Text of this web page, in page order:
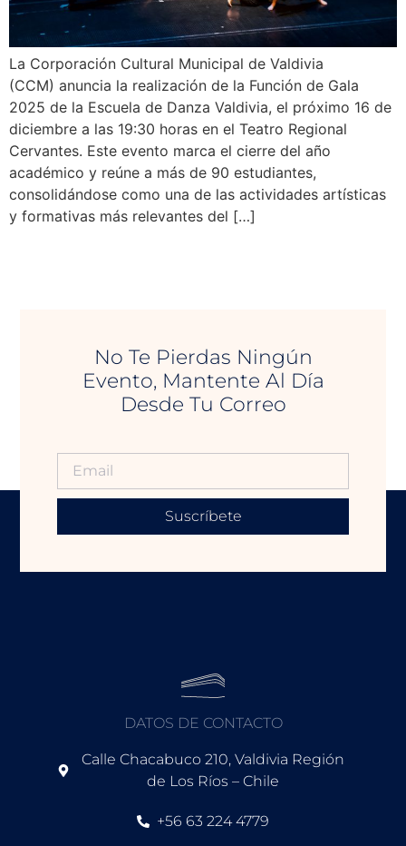
La Corporación Cultural Municipal de Valdivia
(CCM) anuncia la realización de la Función de Gala
2025 de la Escuela de Danza Valdivia, el próximo 16 de
diciembre a las 19:30 horas en el Teatro Regional
Cervantes. Este evento marca el cierre del año
académico y reúne a más de 90 estudiantes,
consolidándose como una de las actividades artísticas
y formativas más relevantes del […]
No Te Pierdas Ningún
Evento, Mantente Al Día
Desde Tu Correo
Suscríbete
DATOS DE CONTACTO
Calle Chacabuco 210, Valdivia Región
de Los Ríos – Chile
+56 63 224 4779